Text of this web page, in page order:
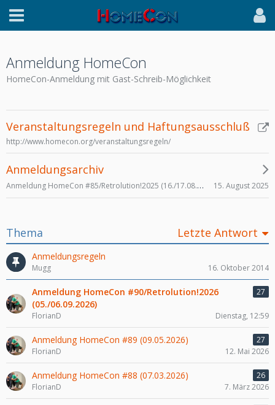
Anmeldung HomeCon
HomeCon-Anmeldung mit Gast-Schreib-Möglichkeit
Veranstaltungsregeln und Haftungsausschluß
http://www.homecon.org/veranstaltungsregeln/
Anmeldungsarchiv
Anmeldung HomeCon #85/Retrolution!2025 (16./17.08.2025) 15. August 2025
Thema Letzte Antwort
Anmeldungsregeln
Mugg 16. Oktober 2014
Anmeldung HomeCon #90/Retrolution!2026
(05./06.09.2026)
27
FlorianD Dienstag, 12:59
Anmeldung HomeCon #89 (09.05.2026)
27
FlorianD
12. Mai 2026
Anmeldung HomeCon #88 (07.03.2026)
26
FlorianD
7. März 2026